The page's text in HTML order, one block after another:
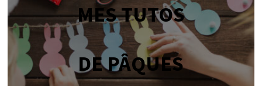
MES TUTOS
DE PÂQUES